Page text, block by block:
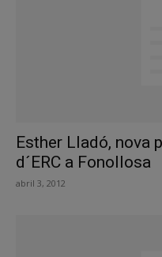
Esther Lladó, nova
d´ERC a Fonollosa
abril 3, 2012